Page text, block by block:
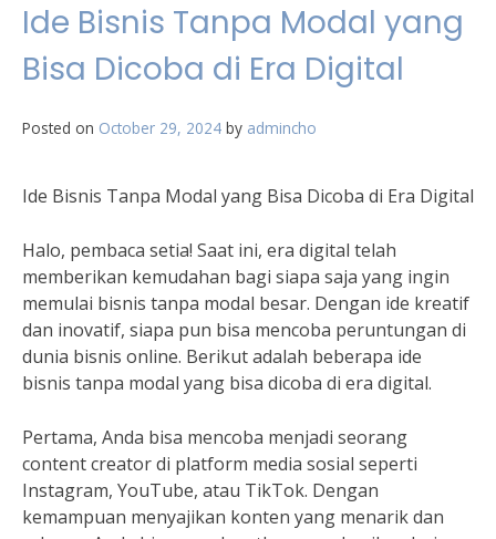
Ide Bisnis Tanpa Modal yang
Bisa Dicoba di Era Digital
Posted on October 29, 2024 by admincho
Ide Bisnis Tanpa Modal yang Bisa Dicoba di Era Digital
Halo, pembaca setia! Saat ini, era digital telah
memberikan kemudahan bagi siapa saja yang ingin
memulai bisnis tanpa modal besar. Dengan ide kreatif
dan inovatif, siapa pun bisa mencoba peruntungan di
dunia bisnis online. Berikut adalah beberapa ide
bisnis tanpa modal yang bisa dicoba di era digital.
Pertama, Anda bisa mencoba menjadi seorang
content creator di platform media sosial seperti
Instagram, YouTube, atau TikTok. Dengan
kemampuan menyajikan konten yang menarik dan